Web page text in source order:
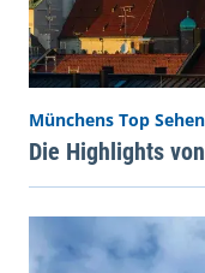
Münchens Top
Die Highlights